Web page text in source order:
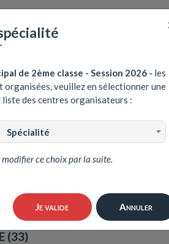
(33)
de 2ème classe - Session 2026- les
veuillez en sélectionner une
liste des centres organisateurs :
Spécialité
modifier ce choix par la suite.
Je valide Annuler